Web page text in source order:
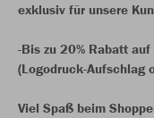
exklusiv für unsere
-Bis zu 20% Rabatt
(Logodruck-Aufschlag
Viel Spaß beim